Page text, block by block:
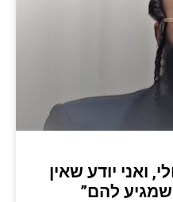
ואני יודע שאין
שמגיע להם”